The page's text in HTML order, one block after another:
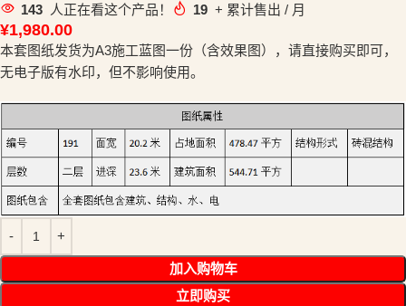
143 人正在看这个产品！ 19 + 累计售出 / 月
¥1,980.00
本套图纸发货为A3施工蓝图一份（含效果图），请直接购买即可，
无电子版有水印，但不影响使用。
加入购物车
立即购买